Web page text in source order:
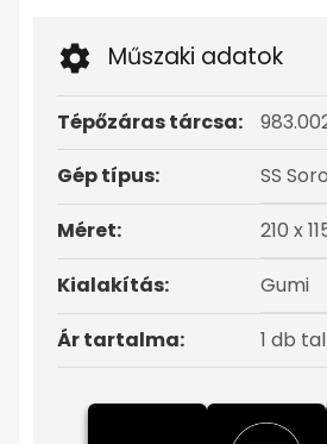
Műszaki adatok
Tépőzáras tárcsa:
Gép típus:
SS
Méret:
210 x
Kialakítás:
Gumi
Ár tartalma:
1 db